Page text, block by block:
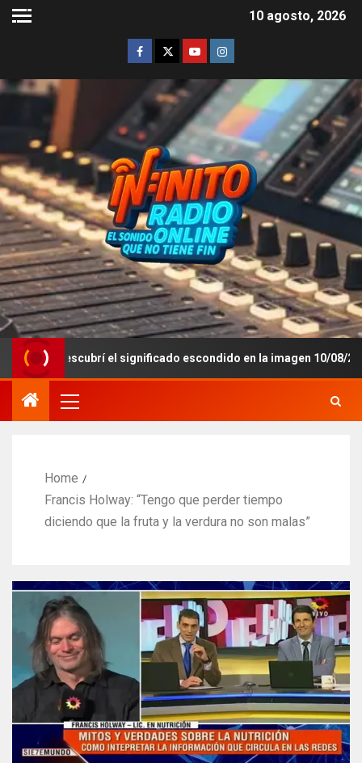
10 agosto, 2026
descubrí el significado escondido en la imagen 10/08/26
Home
Francis Holway: “Tengo que perder tiempo
diciendo que la fruta y la verdura no son malas”​